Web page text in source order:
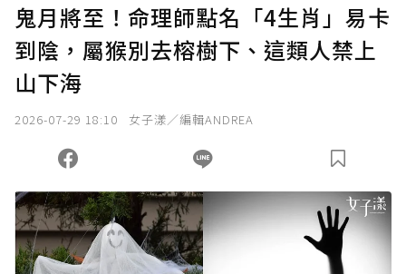
確認送出
您當前剩餘 U 利點數：0點；前往 購買點數
鬼月將至！命理師點名「4生肖」易卡
到陰，屬猴別去榕樹下、這類人禁上
山下海
2026-07-29 18:10 女子漾／編輯ANDREA